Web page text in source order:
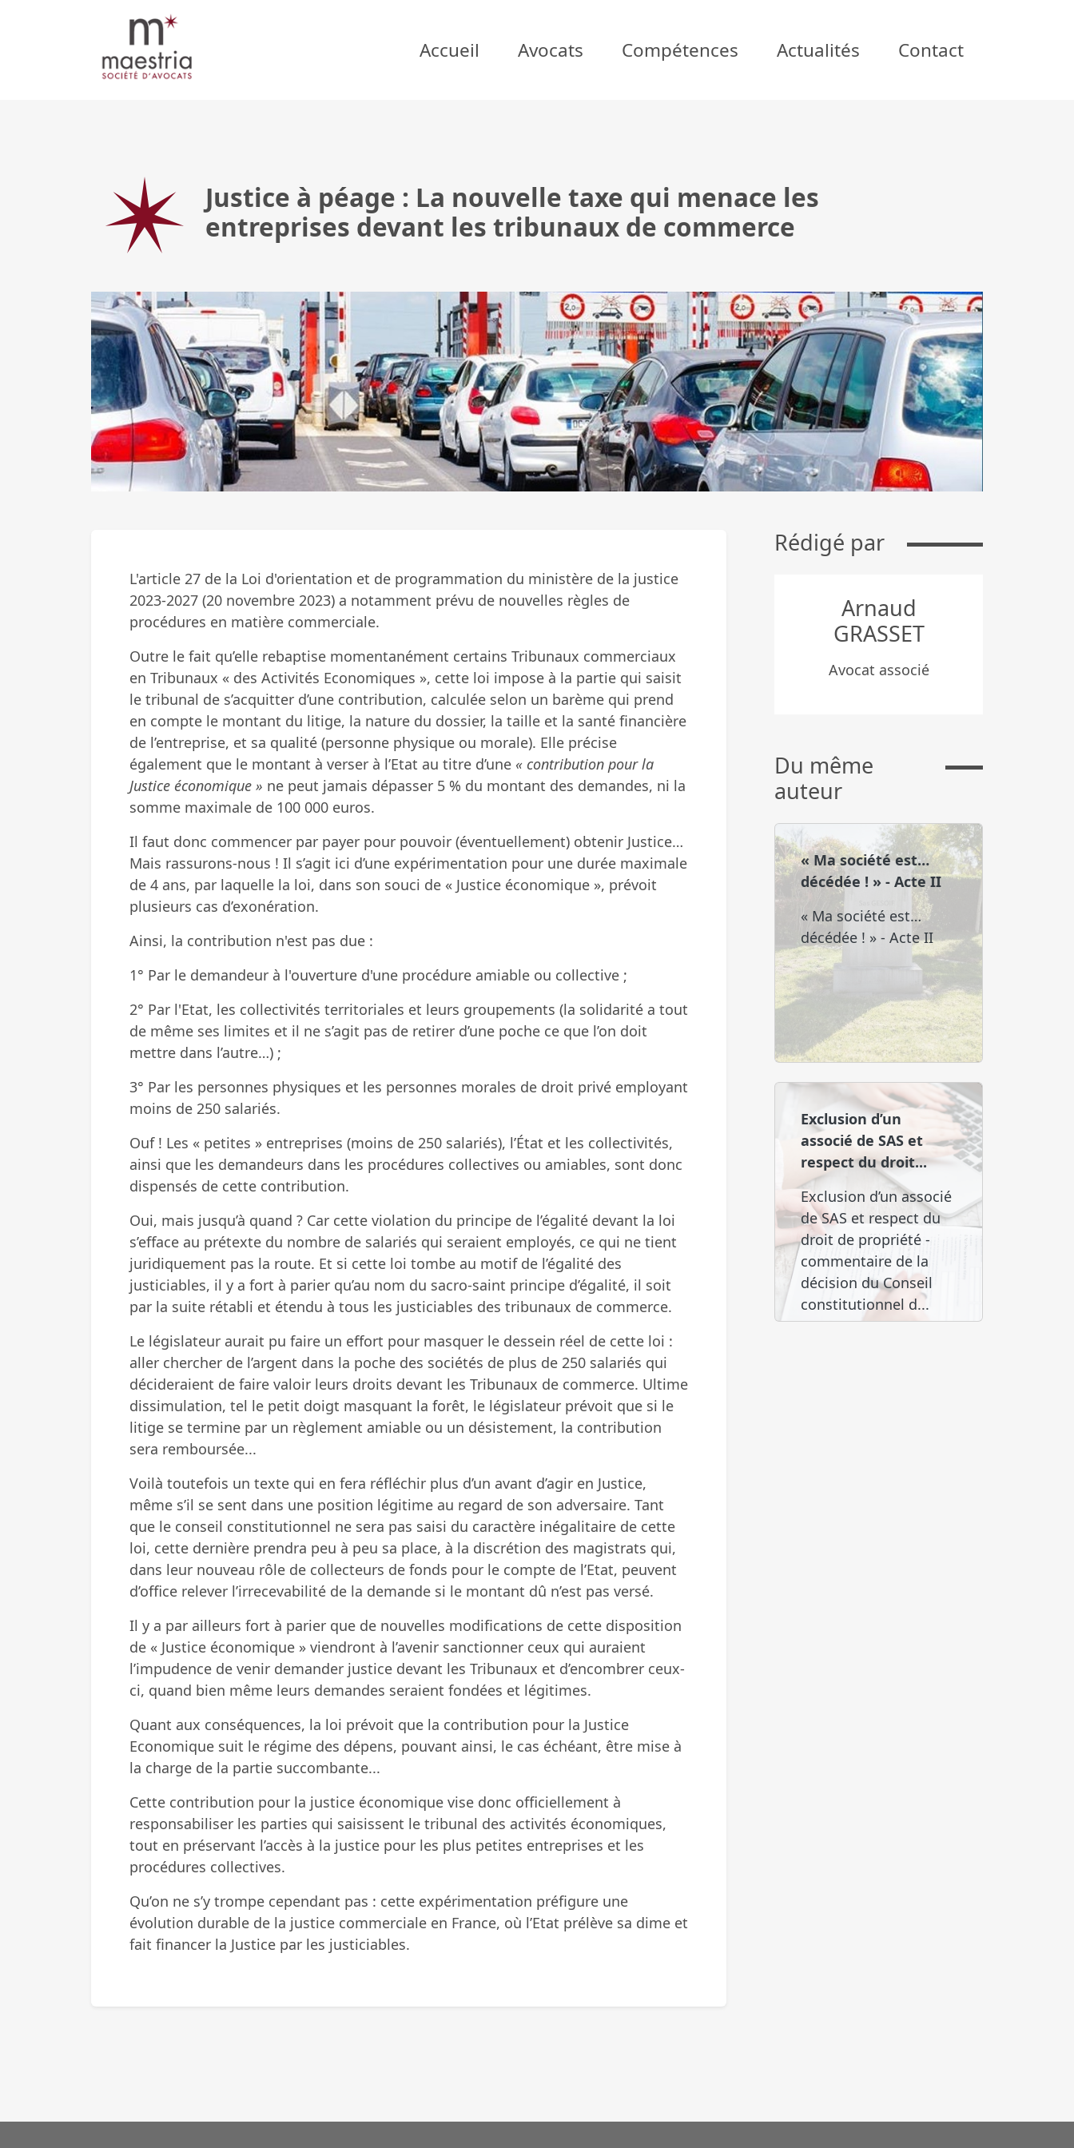
Accueil Avocats Compétences Actualités Contact
Justice à péage : La nouvelle taxe qui menace les
entreprises devant les tribunaux de commerce
L'article 27 de la Loi d'orientation et de programmation du ministère de la justice
2023-2027 (20 novembre 2023) a notamment prévu de nouvelles règles de
procédures en matière commerciale.
Outre le fait qu’elle rebaptise momentanément certains Tribunaux commerciaux
en Tribunaux « des Activités Economiques », cette loi impose à la partie qui saisit
le tribunal de s’acquitter d’une contribution, calculée selon un barème qui prend
en compte le montant du litige, la nature du dossier, la taille et la santé financière
de l’entreprise, et sa qualité (personne physique ou morale). Elle précise
également que le montant à verser à l’Etat au titre d’une « contribution pour la
Justice économique » ne peut jamais dépasser 5 % du montant des demandes, ni la
somme maximale de 100 000 euros.
Il faut donc commencer par payer pour pouvoir (éventuellement) obtenir Justice…
Mais rassurons-nous ! Il s’agit ici d’une expérimentation pour une durée maximale
de 4 ans, par laquelle la loi, dans son souci de « Justice économique », prévoit
plusieurs cas d’exonération.
Ainsi, la contribution n'est pas due :
1° Par le demandeur à l'ouverture d'une procédure amiable ou collective ;
2° Par l'Etat, les collectivités territoriales et leurs groupements (la solidarité a tout
de même ses limites et il ne s’agit pas de retirer d’une poche ce que l’on doit
mettre dans l’autre…) ;
3° Par les personnes physiques et les personnes morales de droit privé employant
moins de 250 salariés.
Ouf ! Les « petites » entreprises (moins de 250 salariés), l’État et les collectivités,
ainsi que les demandeurs dans les procédures collectives ou amiables, sont donc
dispensés de cette contribution.
Oui, mais jusqu’à quand ? Car cette violation du principe de l’égalité devant la loi
s’efface au prétexte du nombre de salariés qui seraient employés, ce qui ne tient
juridiquement pas la route. Et si cette loi tombe au motif de l’égalité des
justiciables, il y a fort à parier qu’au nom du sacro-saint principe d’égalité, il soit
par la suite rétabli et étendu à tous les justiciables des tribunaux de commerce.
Le législateur aurait pu faire un effort pour masquer le dessein réel de cette loi :
aller chercher de l’argent dans la poche des sociétés de plus de 250 salariés qui
décideraient de faire valoir leurs droits devant les Tribunaux de commerce. Ultime
dissimulation, tel le petit doigt masquant la forêt, le législateur prévoit que si le
litige se termine par un règlement amiable ou un désistement, la contribution
sera remboursée...
Voilà toutefois un texte qui en fera réfléchir plus d’un avant d’agir en Justice,
même s’il se sent dans une position légitime au regard de son adversaire. Tant
que le conseil constitutionnel ne sera pas saisi du caractère inégalitaire de cette
loi, cette dernière prendra peu à peu sa place, à la discrétion des magistrats qui,
dans leur nouveau rôle de collecteurs de fonds pour le compte de l’Etat, peuvent
d’office relever l’irrecevabilité de la demande si le montant dû n’est pas versé.
Il y a par ailleurs fort à parier que de nouvelles modifications de cette disposition
de « Justice économique » viendront à l’avenir sanctionner ceux qui auraient
l’impudence de venir demander justice devant les Tribunaux et d’encombrer ceux-
ci, quand bien même leurs demandes seraient fondées et légitimes.
Quant aux conséquences, la loi prévoit que la contribution pour la Justice
Economique suit le régime des dépens, pouvant ainsi, le cas échéant, être mise à
la charge de la partie succombante...
Cette contribution pour la justice économique vise donc officiellement à
responsabiliser les parties qui saisissent le tribunal des activités économiques,
tout en préservant l’accès à la justice pour les plus petites entreprises et les
procédures collectives.
Qu’on ne s’y trompe cependant pas : cette expérimentation préfigure une
évolution durable de la justice commerciale en France, où l’Etat prélève sa dime et
fait financer la Justice par les justiciables.
Rédigé par
Arnaud
GRASSET
Avocat associé
Du même
auteur
« Ma société est…
décédée ! » - Acte II
« Ma société est…
décédée ! » - Acte II
Exclusion d’un
associé de SAS et
respect du droit...
Exclusion d’un associé
de SAS et respect du
droit de propriété -
commentaire de la
décision du Conseil
constitutionnel d...